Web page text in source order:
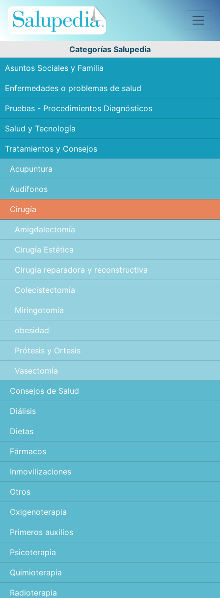
Categorías Salupedia
Asuntos Sociales y Familia
Enfermedades o problemas de salud
Pruebas - Procedimientos Diagnósticos
Salud y Tecnología
Tratamientos y Consejos
Acupuntura
Audífonos
Cirugía
Amigdalectomía
Cirugía Estética
Cirugia reparadora y reconstructiva
Colecistectomía
Miringotomía
obesidad
Prótesis y Ortesis
Vasectomía
Consejos de Salud
Diálisis
Dietas
Fármacos
Inmovilizaciones
Otros
Oxigenoterapia
Primeros auxilios
Psicoterapia
Quimioterapia
Radioterapia